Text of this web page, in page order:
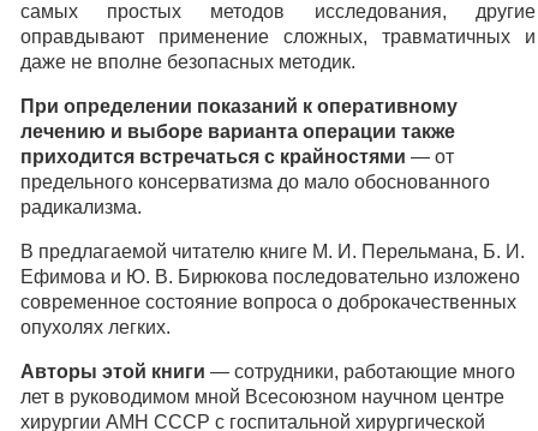
самых простых методов исследования, другие
оправдывают применение сложных, травматичных и
даже не вполне безопасных методик.
При определении показаний к оперативному
лечению и выборе варианта операции также
приходится встречаться с крайностями — от
предельного консерватизма до мало обоснованного
радикализма.
В предлагаемой читателю книге М. И. Перельмана, Б. И.
Ефимова и Ю. В. Бирюкова последовательно изложено
современное состояние вопроса о доброкачественных
опухолях легких.
Авторы этой книги— сотрудники, работающие много
лет в руководимом мной Всесоюзном научном центре
хирургии АМН СССР с госпитальной хирургической